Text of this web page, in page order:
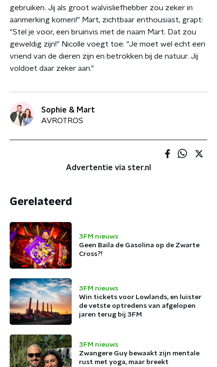
gebruiken. Jij als groot walvisliefhebber zou zeker in
aanmerking komen!" Mart, zichtbaar enthousiast, grapt:
"Stel je voor, een bruinvis met de naam Mart. Dat zou
geweldig zijn!" Nicolle voegt toe: "Je moet wel echt een
vriend van de dieren zijn en betrokken bij de natuur. Jij
voldoet daar zeker aan."
Sophie & Mart
AVROTROS
Advertentie via ster.nl
Gerelateerd
3FM nieuws
Geen Baila de Gasolina op de Zwarte
Cross?!
3FM nieuws
Win tickets voor Lowlands, en luister
de vetste optredens van afgelopen
jaren terug bij 3FM
3FM nieuws
Zwangere Guy bewaakt zijn mentale
rust met yoga, maar breekt